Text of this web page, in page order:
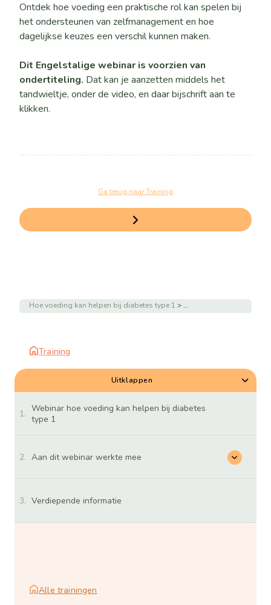
Hoe voeding kan helpen bij diabetes type 1 Webinar hoe voeding
Ontdek hoe voeding een praktische rol kan spelen bij
het ondersteunen van zelfmanagement en hoe
dagelijkse keuzes een verschil kunnen maken.
Dit Engelstalige webinar is voorzien van
ondertiteling. Dat kan je aanzetten middels het
tandwieltje, onder de video, en daar bijschrift aan te
klikken.
Ga terug naar Training
Training
UitklappenHoofdstukken
Webinar hoe voeding kan helpen bij diabetes
type 1
Aan dit webinar werkte mee
Aan
webinar
Verdiepende informatie
Alle trainingen